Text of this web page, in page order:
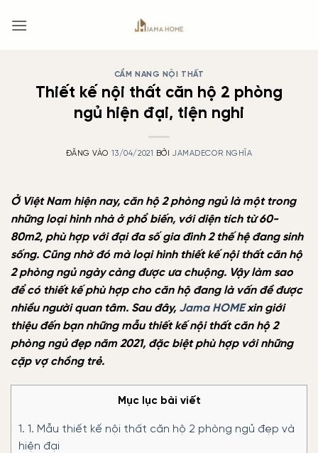
qua
CẨM NANG NỘI THẤT
Thiết kế nội thất căn hộ 2 phòng
ngủ hiện đại, tiện nghi
ĐĂNG VÀO 13/04/2021 BỞIJAMADECOR NGHĨA
Ở Việt Nam hiện nay, căn hộ 2 phòng ngủ là một trong
những loại hình nhà ở phổ biến, với diện tích từ 60-
80m2, phù hợp với đại đa số gia đình 2 thế hệ đang sinh
sống. Cũng nhờ đó mà loại hình thiết kế nội thất căn hộ
2 phòng ngủ ngày càng được ưa chuộng. Vậy làm sao
để có thiết kế phù hợp cho căn hộ đang là vấn đề được
nhiều người quan tâm. Sau đây, Jama HOMExin giới
thiệu đến bạn những mẫu thiết kế nội thất căn hộ 2
phòng ngủ đẹp năm 2021, đặc biệt phù hợp với những
cặp vợ chồng trẻ.
Mục lục bài viết
1. 1. Mẫu thiết kế nội thất căn hộ 2 phòng ngủ đẹp và
hiện đại